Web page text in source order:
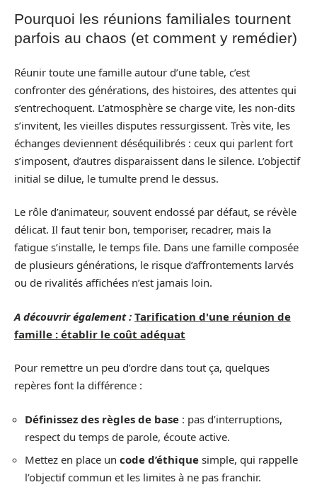
Pourquoi les réunions familiales tournent
parfois au chaos (et comment y remédier)
Réunir toute une famille autour d’une table, c’est
confronter des générations, des histoires, des attentes qui
s’entrechoquent. L’atmosphère se charge vite, les non-dits
s’invitent, les vieilles disputes ressurgissent. Très vite, les
échanges deviennent déséquilibrés : ceux qui parlent fort
s’imposent, d’autres disparaissent dans le silence. L’objectif
initial se dilue, le tumulte prend le dessus.
Le rôle d’animateur, souvent endossé par défaut, se révèle
délicat. Il faut tenir bon, temporiser, recadrer, mais la
fatigue s’installe, le temps file. Dans une famille composée
de plusieurs générations, le risque d’affrontements larvés
ou de rivalités affichées n’est jamais loin.
A découvrir également : Tarification d'une réunion de
famille : établir le coût adéquat
Pour remettre un peu d’ordre dans tout ça, quelques
repères font la différence :
Définissez des règles de base : pas d’interruptions,
respect du temps de parole, écoute active.
Mettez en place un code d’éthique simple, qui rappelle
l’objectif commun et les limites à ne pas franchir.